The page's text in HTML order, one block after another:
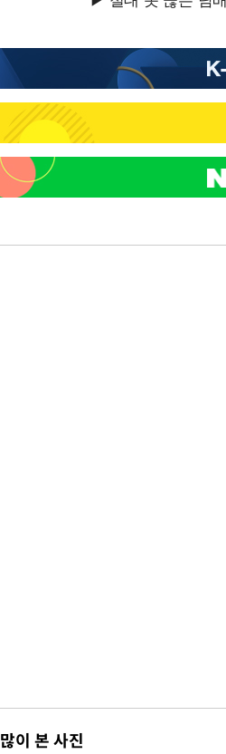
많이 본 사진